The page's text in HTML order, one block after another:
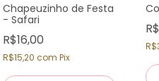
Chapeuzinho de Festa
- Safari
R$16,00
R$15,20com Pix